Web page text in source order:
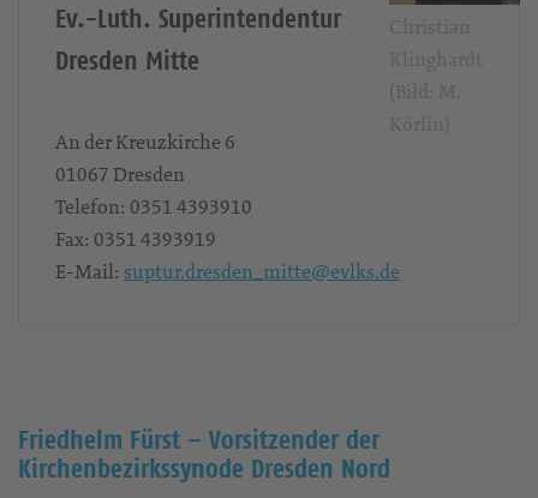
Ev.-Luth. Superintendentur
Dresden Mitte
An der Kreuzkirche 6
01067 Dresden
Telefon: 0351 4393910
Fax: 0351 4393919
E-Mail: suptur.dresden_mitte@evlks.de
Friedhelm Fürst – Vorsitzender der
Kirchenbezirkssynode Dresden Nord